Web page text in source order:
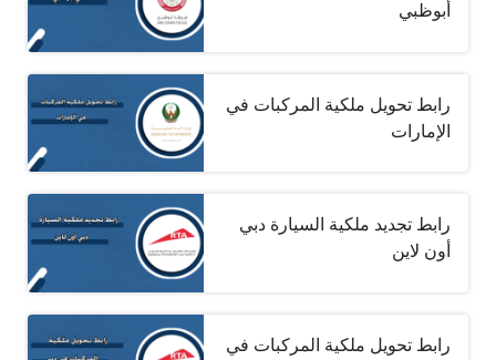
أبوظبي
رابط تحويل ملكية المركبات في
الإمارات
رابط تجديد ملكية السيارة دبي
أون لاين
رابط تحويل ملكية المركبات في